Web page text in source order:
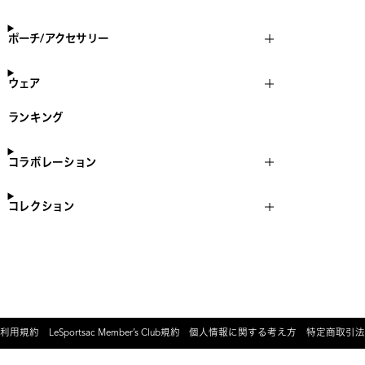
ポーチ/アクセサリー
ウェア
ランキング
コラボレーション
コレクション
利用規約 LeSportsac Member’s Club規約 個人情報に関する考え方 特定商取引